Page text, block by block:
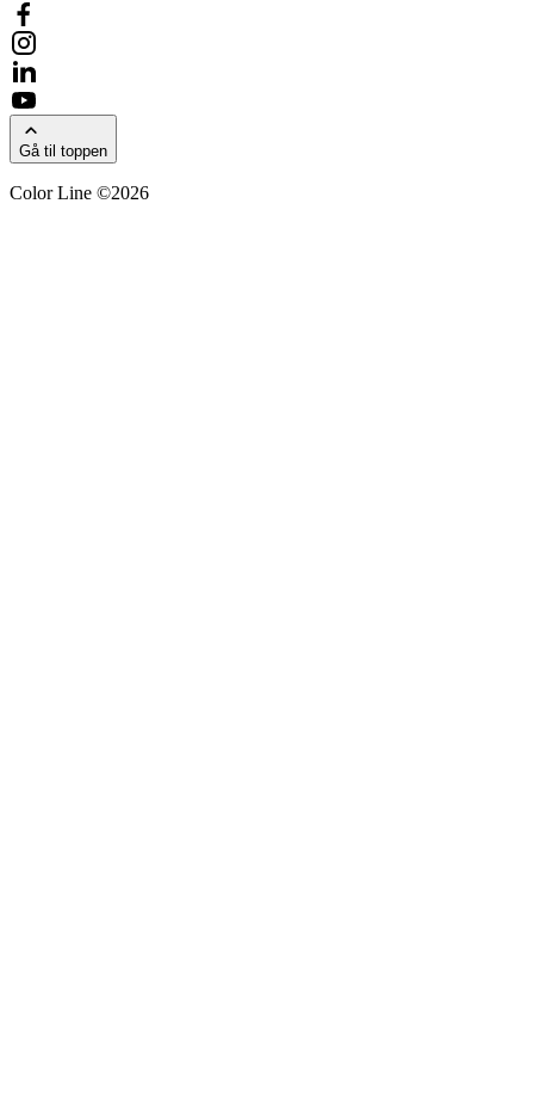
Gå til toppen
Color Line ©2026